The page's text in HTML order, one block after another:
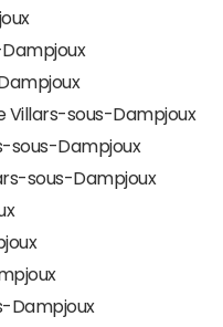
Villars-sous-Dampjoux
sous-Dampjoux
sous-Dampjoux
Dampjoux